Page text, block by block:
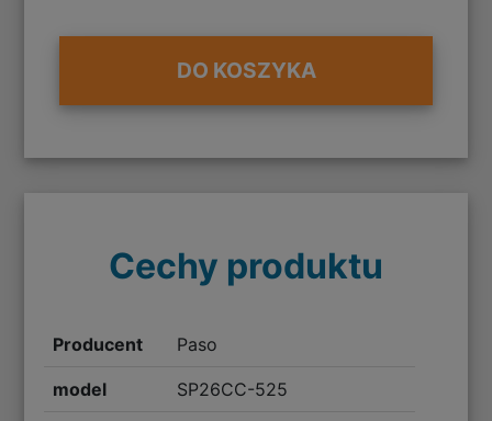
DO KOSZYKA
Cechy produktu
Producent Paso
model SP26CC-525